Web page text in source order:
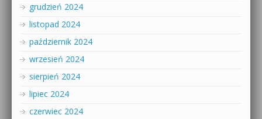
grudzień 2024
listopad 2024
październik 2024
wrzesień 2024
sierpień 2024
lipiec 2024
czerwiec 2024